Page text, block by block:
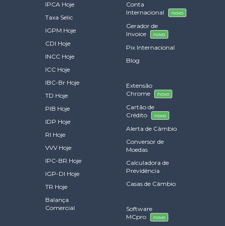
IPCA Hoje
Taxa Selic
IGPM Hoje
CDI Hoje
INCC Hoje
ICC Hoje
IBC-Br Hoje
TD Hoje
PIB Hoje
IDP Hoje
RI Hoje
VVV Hoje
IPC-BR Hoje
IGP-DI Hoje
TR Hoje
Balança
Comercial
Conta
Internacional
novo
Gerador de
Invoice
novo
Pix Internacional
Blog
Extensão
Chrome
novo
Cartão de
Crédito
novo
Alerta de Câmbio
Conversor de
Moedas
Calculadora de
Previdência
Casas de Câmbio
Software
MCpro
novo